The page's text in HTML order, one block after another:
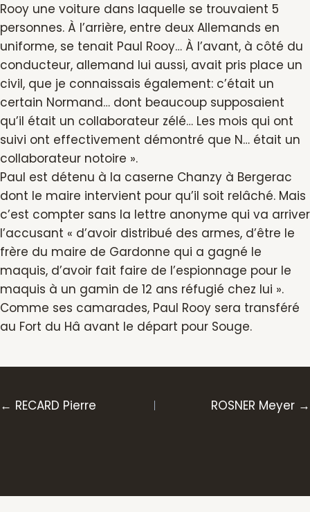
Rooy une voiture dans laquelle se trouvaient 5
personnes. À l’arrière, entre deux Allemands en
uniforme, se tenait Paul Rooy… À l’avant, à côté du
conducteur, allemand lui aussi, avait pris place un
civil, que je connaissais également: c’était un
certain Normand… dont beaucoup supposaient
qu’il était un collaborateur zélé… Les mois qui ont
suivi ont effectivement démontré que N… était un
collaborateur notoire ».
Paul est détenu à la caserne Chanzy à Bergerac
dont le maire intervient pour qu’il soit relâché. Mais
c’est compter sans la lettre anonyme qui va arriver
l’accusant « d’avoir distribué des armes, d’être le
frère du maire de Gardonne qui a gagné le
maquis, d’avoir fait faire de l’espionnage pour le
maquis à un gamin de 12 ans réfugié chez lui ».
Comme ses camarades, Paul Rooy sera transféré
au Fort du Hâ avant le départ pour Souge.
Posts
← RECARD Pierre ROSNER Meyer →